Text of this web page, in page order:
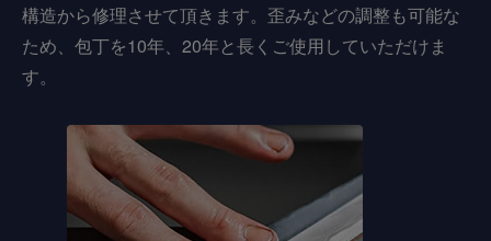
構造から修理させて頂きます。歪みなどの調整も可能な
ため、包丁を10年、20年と長くご使用していただけま
す。